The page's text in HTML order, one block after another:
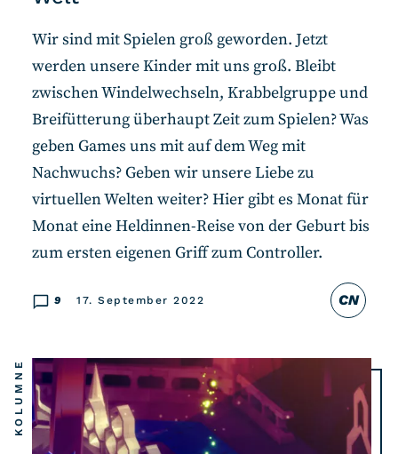
CN
9 17. September 2022
Wir sind mit Spielen groß geworden. Jetzt
werden unsere Kinder mit uns groß. Bleibt
zwischen Windelwechseln, Krabbelgruppe und
Breifütterung überhaupt Zeit zum Spielen? Was
geben Games uns mit auf dem Weg mit
Nachwuchs? Geben wir unsere Liebe zu
virtuellen Welten weiter? Hier gibt es Monat für
Monat eine Heldinnen-Reise von der Geburt bis
zum ersten eigenen Griff zum Controller.
KOLUMNE